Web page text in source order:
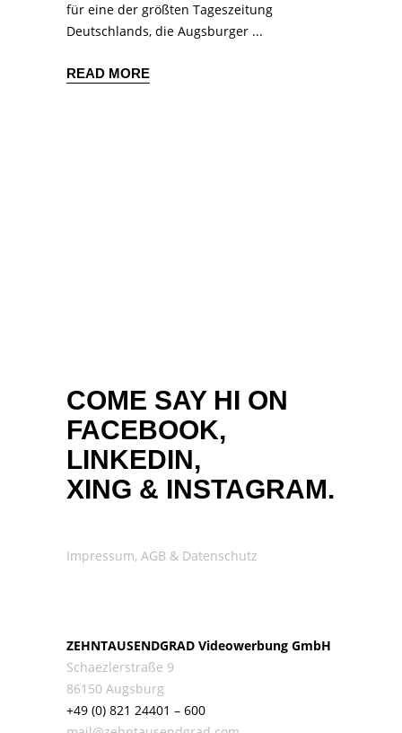
für eine der größten Tageszeitung
Deutschlands, die Augsburger
READ MORE
COME SAY HI ON
FACEBOOK,
LINKEDIN,
XING & INSTAGRAM.
Impressum, AGB & Datenschutz
ZEHNTAUSENDGRAD Videowerbung GmbH
Schaezlerstraße 9
86150 Augsburg
+49 (0) 821 24401 – 600